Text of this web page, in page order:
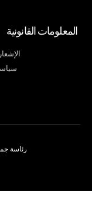
المعلومات القانونية
رئاسة